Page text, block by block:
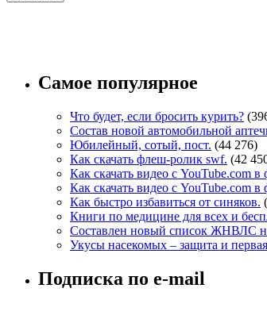
Самое популярное
Что будет, если бросить курить?
Состав новой автомобильной
Юбилейный, сотый, пост. (44 276)
Как скачать флеш-ролик swf. (42
Как скачать видео с YouTube.com
Как скачать видео с YouTube.com
Как быстро избавиться от синяков.
Книги по медицине для всех и
Составлен новый список ЖНВЛС
Укусы насекомых – защита и
Подписка по e-mail